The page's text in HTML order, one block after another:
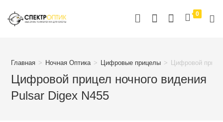
0
Главная > Ночная Оптика > Цифровые прицелы > Цифровой
Цифровой прицел ночного видения
Pulsar Digex N455